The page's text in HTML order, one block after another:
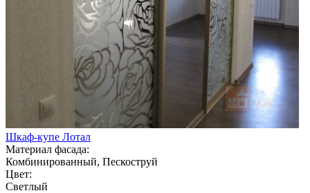
Шкаф-купе Лотал
Материал фасада:
Комбинированный, Пескоструй
Цвет:
Светлый